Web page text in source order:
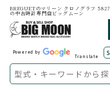
BREGUETのマリーン クロノグラフ
の中古時計専門店ビッグムーン
Powered by
Translate